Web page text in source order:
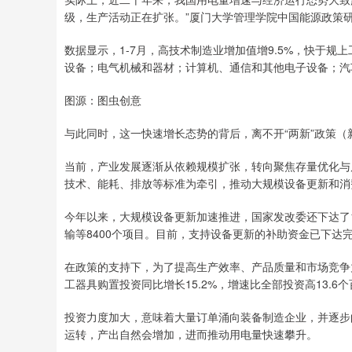
级，生产活动正在扩张。”厦门大学管理学院中国能源政策
数据显示，1-7月，高技术制造业增加值增9.5%，快于规
设备；电气机械和器材；计算机、通信和其他电子设备；
图源：图虫创意
与此同时，这一快速增长态势的背后，离不开“两新”政策
当前，产业发展逐渐从依赖规模扩张，转向聚焦存量优化
技术、能耗、排放等标准为牵引，推动大规模设备更新和
今年以来，大规模设备更新加速推进，国家发改委还下达
输等8400个项目。目前，支持设备更新的补助资金已下达
在政策的支持下，为了提高生产效率、产品质量和市场竞
工器具购置投资同比增长15.2%，增速比全部投资高13.6
投资力度加大，意味着大量订单涌向装备制造企业，并逐
运转，产出自然会增加，进而推动用电量快速攀升。